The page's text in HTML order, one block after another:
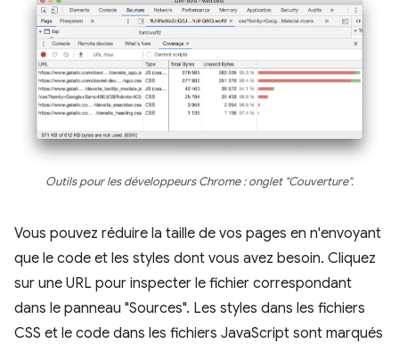
Outils pour les développeurs Chrome : onglet "Couverture".
Vous pouvez réduire la taille de vos pages en n'envoyant
que le code et les styles dont vous avez besoin. Cliquez
sur une URL pour inspecter le fichier correspondant
dans le panneau "Sources". Les styles dans les fichiers
CSS et le code dans les fichiers JavaScript sont marqués